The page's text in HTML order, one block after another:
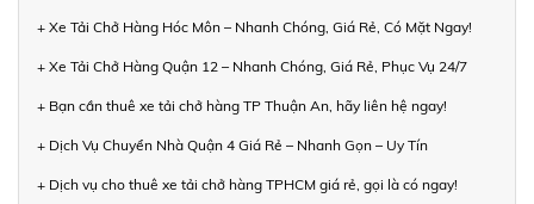
+ Xe Tải Chở Hàng Hóc Môn – Nhanh Chóng, Giá Rẻ, Có Mặt Ngay!
+ Xe Tải Chở Hàng Quận 12 – Nhanh Chóng, Giá Rẻ, Phục Vụ 24/7
+ Bạn cần thuê xe tải chở hàng TP Thuận An, hãy liên hệ ngay!
+ Dịch Vụ Chuyển Nhà Quận 4 Giá Rẻ – Nhanh Gọn – Uy Tín
+ Dịch vụ cho thuê xe tải chở hàng TPHCM giá rẻ, gọi là có ngay!